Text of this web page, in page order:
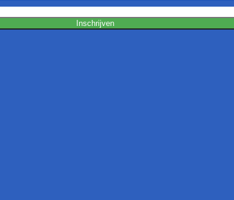
Inschrijven